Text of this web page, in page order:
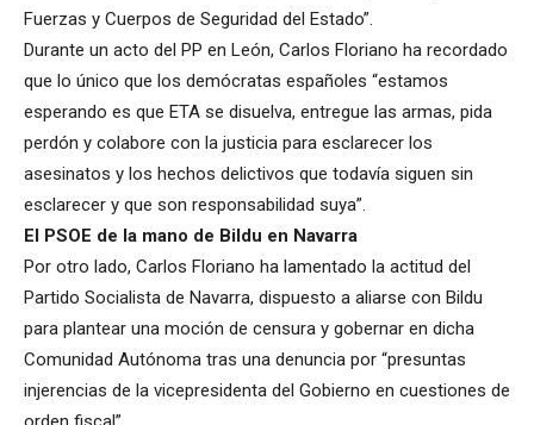
Fuerzas y Cuerpos de Seguridad del Estado”.
Durante un acto del PP en León, Carlos Floriano ha recordado
que lo único que los demócratas españoles “estamos
esperando es que ETA se disuelva, entregue las armas, pida
perdón y colabore con la justicia para esclarecer los
asesinatos y los hechos delictivos que todavía siguen sin
esclarecer y que son responsabilidad suya”.
El PSOE de la mano de Bildu en Navarra
Por otro lado, Carlos Floriano ha lamentado la actitud del
Partido Socialista de Navarra, dispuesto a aliarse con Bildu
para plantear una moción de censura y gobernar en dicha
Comunidad Autónoma tras una denuncia por “presuntas
injerencias de la vicepresidenta del Gobierno en cuestiones de